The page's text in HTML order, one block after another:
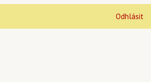
Odhlásit